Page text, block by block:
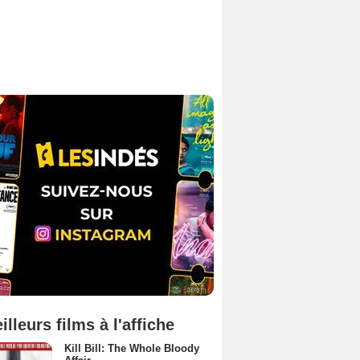
films à l'affiche
Kill Bill: The Whole Bloody